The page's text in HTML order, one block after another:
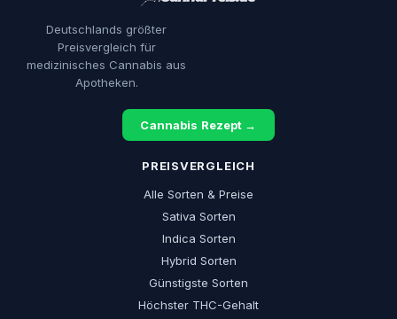
Deutschlands größter
Preisvergleich für
medizinisches Cannabis aus
Apotheken.
Cannabis Rezept →
PREISVERGLEICH
Alle Sorten & Preise
Sativa Sorten
Indica Sorten
Hybrid Sorten
Günstigste Sorten
Höchster THC-Gehalt